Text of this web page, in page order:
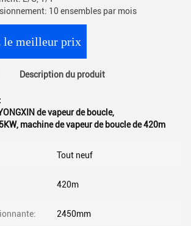
10 ensembles par mois
le meilleur prix
Description du produit
de vapeur de boucle,
, machine de vapeur de boucle de 420m
Tout neuf
420m
2450mm